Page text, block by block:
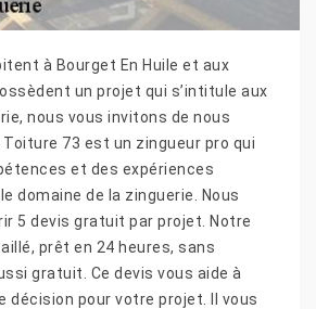
à Bourget En Huile et aux
un projet qui s’intitule aux
nous vous invitons de nous
73 est un zingueur pro qui
et des expériences
domaine de la zinguerie. Nous
5 devis gratuit par projet. Notre
prêt en 24 heures, sans
gratuit. Ce devis vous aide à
décision pour votre projet. Il vous